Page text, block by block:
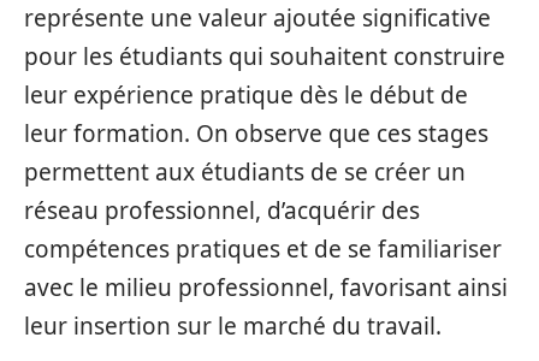
représente une valeur ajoutée significative
pour les étudiants qui souhaitent construire
leur expérience pratique dès le début de
leur formation. On observe que ces stages
permettent aux étudiants de se créer un
réseau professionnel, d’acquérir des
compétences pratiques et de se familiariser
avec le milieu professionnel, favorisant ainsi
leur insertion sur le marché du travail.